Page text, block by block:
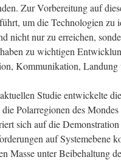
Zur Vorbereitung auf
um die Technologien zu
nicht nur zu erreichen,
zu wichtigen
Kommunikation, Landung
Studie entwickelte
Polarregionen des
sich auf die
auf Systemebene
Masse unter Beibehaltung